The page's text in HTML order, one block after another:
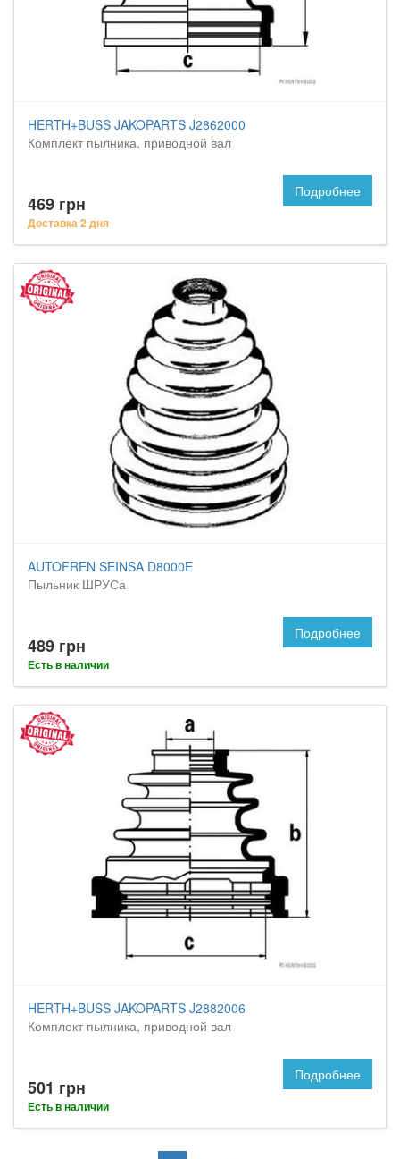
HERTH+BUSS JAKOPARTS J2862000
Комплект пылника, приводной вал
469 грн
Доставка 2 дня
Подробнее
AUTOFREN SEINSA D8000E
Пыльник ШРУСа
489 грн
Есть в наличии
Подробнее
HERTH+BUSS JAKOPARTS J2882006
Комплект пылника, приводной вал
501 грн
Есть в наличии
Подробнее